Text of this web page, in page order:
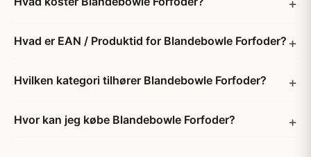
Hvad er EAN / Produktid for Blandebowle Forfoder?
Hvilken kategori tilhører Blandebowle Forfoder?
Hvor kan jeg købe Blandebowle Forfoder?